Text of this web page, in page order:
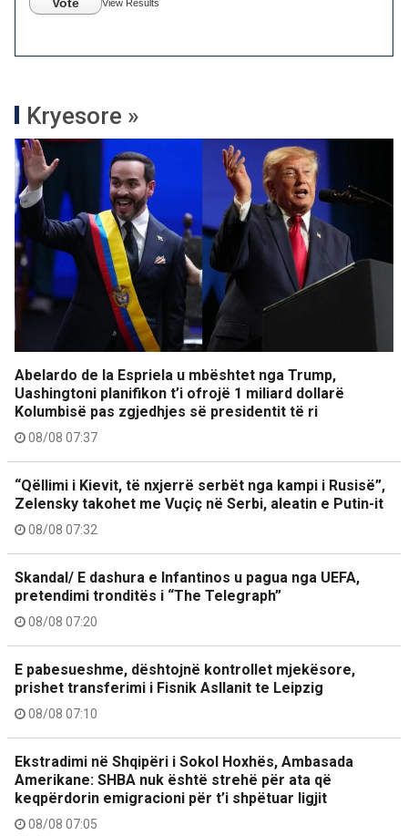
View Results
Kryesore »
Abelardo de la Espriela u mbështet nga Trump,
Uashingtoni planifikon t’i ofrojë 1 miliard dollarë
Kolumbisë pas zgjedhjes së presidentit të ri
08/08 07:37
“Qëllimi i Kievit, të nxjerrë serbët nga kampi i Rusisë”,
Zelensky takohet me Vuçiç në Serbi, aleatin e Putin-it
08/08 07:32
Skandal/ E dashura e Infantinos u pagua nga UEFA,
pretendimi tronditës i “The Telegraph”
08/08 07:20
E pabesueshme, dështojnë kontrollet mjekësore,
prishet transferimi i Fisnik Asllanit te Leipzig
08/08 07:10
Ekstradimi në Shqipëri i Sokol Hoxhës, Ambasada
Amerikane: SHBA nuk është strehë për ata që
keqpërdorin emigracioni për t’i shpëtuar ligjit
08/08 07:05